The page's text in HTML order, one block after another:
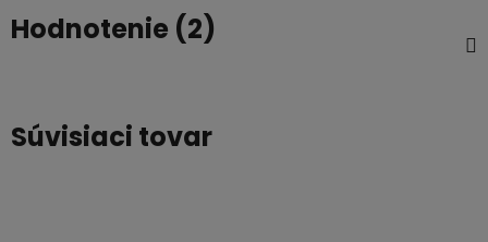
Hodnotenie (2)
Súvisiaci tovar